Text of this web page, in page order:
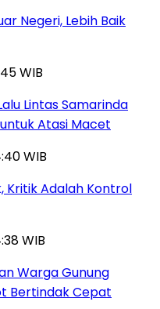
Negeri, Lebih Baik
WIB
Lintas Samarinda
Atasi Macet
WIB
Kritik Adalah Kontrol
WIB
Warga Gunung
Bertindak Cepat